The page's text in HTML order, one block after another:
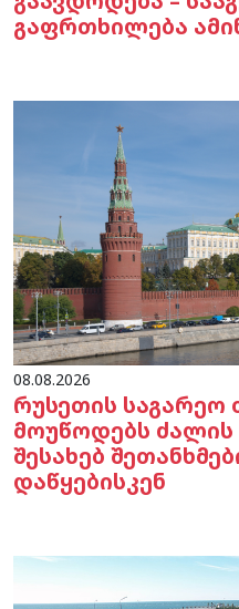
გაფრთხილება
08.08.2026
რუსეთის საგარეო
მოუწოდებს
შესახებ
დაწყებისკენ